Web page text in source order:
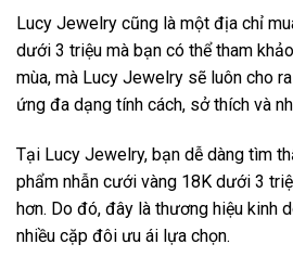
Lucy Jewelry cũng là một địa chỉ
dưới 3 triệu mà bạn có thể tham
mùa, mà Lucy Jewelry sẽ luôn cho
ứng đa dạng tính cách, sở thích và
Tại Lucy Jewelry, bạn dễ dàng tìm
phẩm nhẫn cưới vàng 18K dưới 3
hơn. Do đó, đây là thương hiệu kinh
nhiều cặp đôi ưu ái lựa chọn.